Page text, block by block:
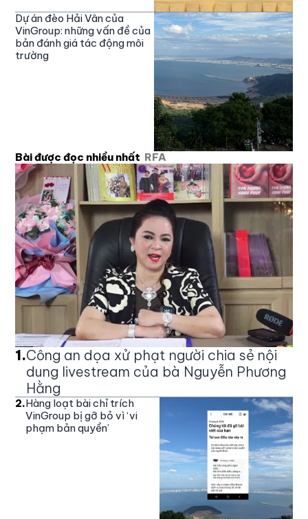
Dự án đèo Hải Vân của
VinGroup: những vấn đề của
bản đánh giá tác động môi
trường
Bài được đọc nhiều nhất RFA
1.Công an dọa xử phạt người chia sẻ nội
dung livestream của bà Nguyễn Phương
Hằng
2.Hàng loạt bài chỉ trích
VinGroup bị gỡ bỏ vì ‘vi
phạm bản quyền’